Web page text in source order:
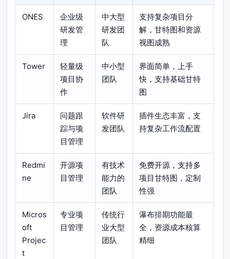
ONES
企业级
研发管
理
中大型
研发团
队
支持复杂项目分
解，甘特图和资源
视图成熟
Tower
轻量级
项目协
作
中小型
团队
界面简单，上手
快，支持基础甘特
图
Jira
问题跟
踪与项
目管理
软件研
发团队
插件生态丰富，支
持复杂工作流配置
Redmi
ne
开源项
目管理
有技术
能力的
团队
免费开源，支持多
项目甘特图，定制
性强
Micros
oft
Projec
t
专业项
目管理
传统行
业大型
团队
瀑布排期功能最
全，资源成本核算
精细